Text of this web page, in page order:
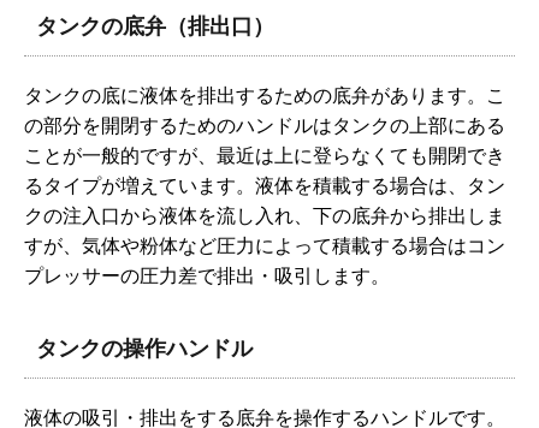
タンクの底弁（排出口）
タンクの底に液体を排出するための底弁があります。こ
の部分を開閉するためのハンドルはタンクの上部にある
ことが一般的ですが、最近は上に登らなくても開閉でき
るタイプが増えています。液体を積載する場合は、タン
クの注入口から液体を流し入れ、下の底弁から排出しま
すが、気体や粉体など圧力によって積載する場合はコン
プレッサーの圧力差で排出・吸引します。
タンクの操作ハンドル
液体の吸引・排出をする底弁を操作するハンドルです。